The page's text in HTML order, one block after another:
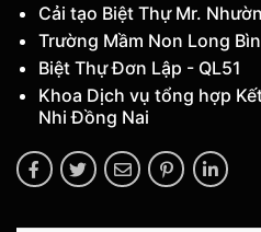
Cải tạo Biệt Thự Mr.
Trường Mầm Non Long
Biệt Thự Đơn Lập - QL51
Khoa Dịch vụ tổng hợp
Nhi Đồng Nai